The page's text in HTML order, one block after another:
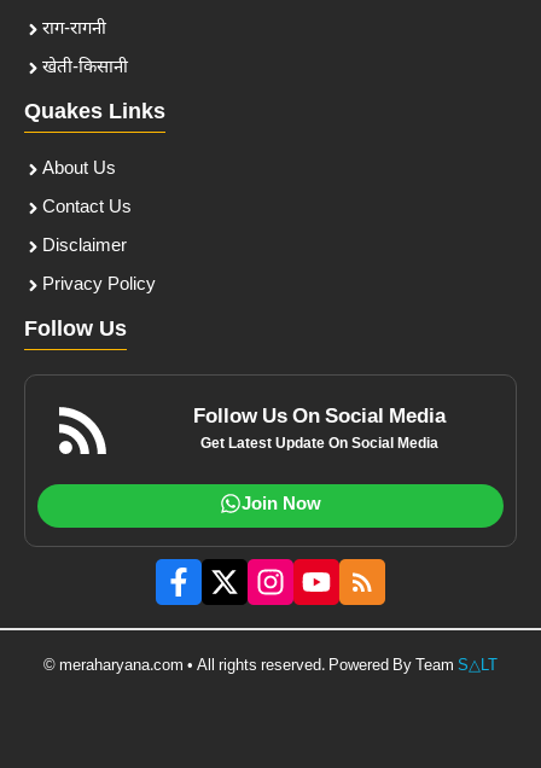
राग-रागनी
खेती-किसानी
Quakes Links
About Us
Contact Us
Disclaimer
Privacy Policy
Follow Us
Follow Us On Social Media
Get Latest Update On Social Media
Join Now
© meraharyana.com • All rights reserved. Powered By Team S△LT